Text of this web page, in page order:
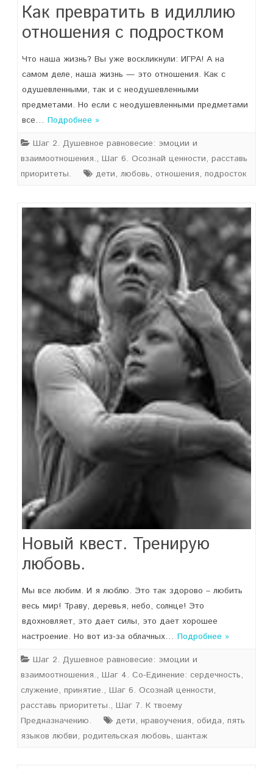
Как превратить в идиллию
отношения с подростком
Что наша жизнь? Вы уже воскликнули: ИГРА! А на
самом деле, наша жизнь — это отношения. Как с
одушевленными, так и с неодушевленными
предметами. Но если с неодушевленными предметами
все… Подробнее »
Шаг 2. Душевное равновесие: эмоции и
взаимоотношения., Шаг 6. Осознай ценности, расставь
приоритеты.
дети, любовь, отношения, подросток
Новый квест. Тренирую
любовь.
Мы все любим. И я люблю. Это так здорово – любить
весь мир! Траву, деревья, небо, солнце! Это
вдохновляет, это дает силы, это дает хорошее
настроение. Но вот из-за облачных… Подробнее »
Шаг 2. Душевное равновесие: эмоции и
взаимоотношения., Шаг 4. Со-Единение: сердечность,
служение, принятие., Шаг 6. Осознай ценности,
расставь приоритеты., Шаг 7. К твоему
Предназначению.
дети, нравоучения, обида, пять
языков любви, родительская любовь, шантаж